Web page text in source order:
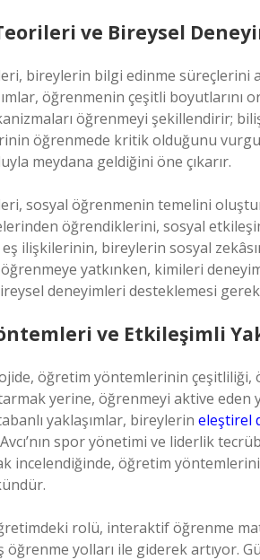
ve Bireysel
bireylerin bilgi edinme süreçlerini
öğrenmenin çeşitli boyutlarını
öğrenmeyi şekillendirir;
öğrenmede kritik olduğunu
meydana geldiğini öne çıkarır.
sosyal öğrenmenin temelini
öğrendiklerini, sosyal
ilişkilerinin, bireylerin sosyal
yatkınken, kimileri
deneyimleri desteklemesi
ve Etkileşimli
öğretim yöntemlerinin çeşitliliği,
yerine, öğrenmeyi aktive
yaklaşımlar, bireylerin eleştirel
spor yönetimi ve liderlik
incelendiğinde, öğretim
rolü, interaktif öğrenme
yolları ile giderek artıyor.